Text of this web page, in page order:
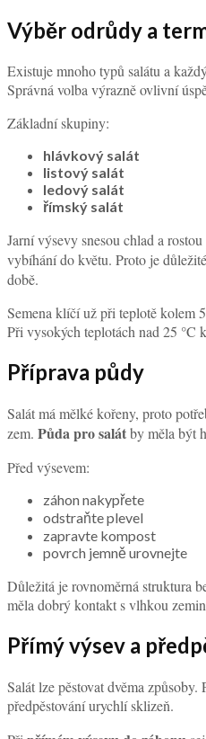
Výběr odrůdy a
Existuje mnoho typů salátu a
Správná volba výrazně ovlivní
Základní skupiny:
hlávkový salát
listový salát
ledový salát
římský salát
Jarní výsevy snesou chlad a
vybíhání do květu. Proto je
době.
Semena klíčí už při teplotě kolem
Při vysokých teplotách nad 25 °C
Příprava půdy
Salát má mělké kořeny, proto
zem. Půda pro salátby měla být
Před výsevem:
záhon nakypřete
odstraňte plevel
zapravte kompost
povrch jemně urovnejte
Důležitá je rovnoměrná struktura
měla dobrý kontakt s vlhkou
Přímý výsev a
Salát lze pěstovat dvěma
předpěstování urychlí sklizeň.